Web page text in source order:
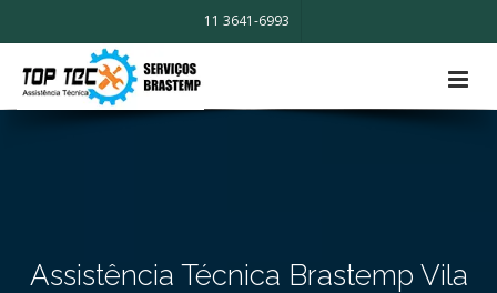
11 3641-6993
Assistência Técnica Brastemp Vila